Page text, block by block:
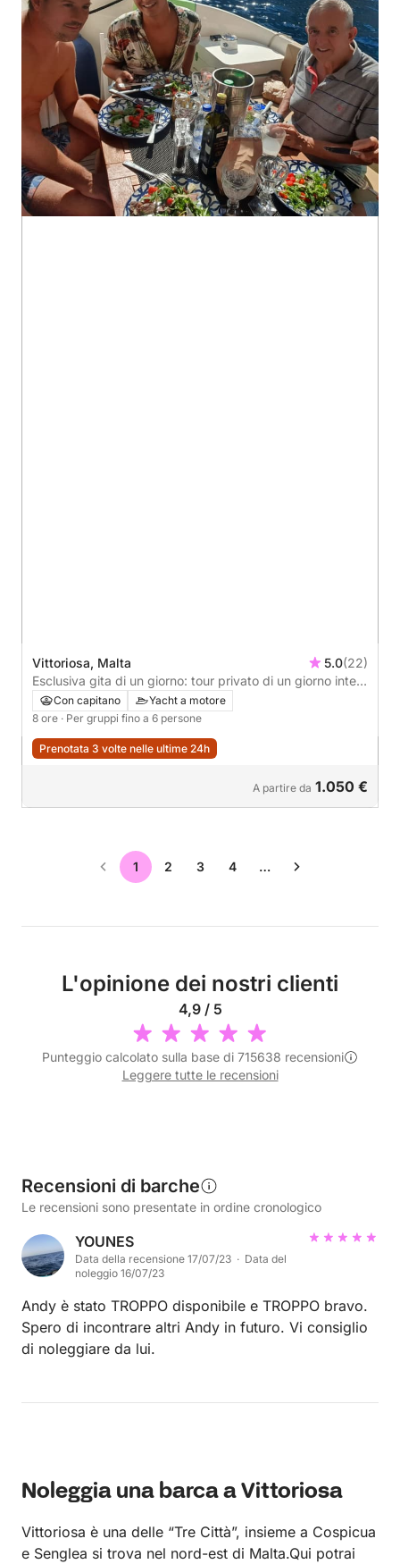
Vittoriosa, Malta 5.0(22)
Esclusiva gita di un giorno: tour privato di un giorno intero
dal Grand Harbour a Comino, Gozo e alle isole di San
Paolo
Con capitano
Yacht a motore
8 ore · Per gruppi fino a 6 persone
Prenotata 3 volte nelle ultime 24h
A partire da 1.050 €
1 2 3 4 …
L'opinione dei nostri clienti
4,9 / 5
Punteggio calcolato sulla base di 715638 recensioni
Leggere tutte le recensioni
Recensioni di barche
Le recensioni sono presentate in ordine cronologico
YOUNES
Data della recensione 17/07/23 · Data del
noleggio 16/07/23
Andy è stato TROPPO disponibile e TROPPO bravo.
Spero di incontrare altri Andy in futuro. Vi consiglio
di noleggiare da lui.
Noleggia una barca a Vittoriosa
Vittoriosa è una delle “Tre Città”, insieme a Cospicua
e Senglea si trova nel nord-est di Malta.Qui potrai